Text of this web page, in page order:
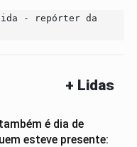
- repórter da
+ Lidas
é dia de
esteve presente: